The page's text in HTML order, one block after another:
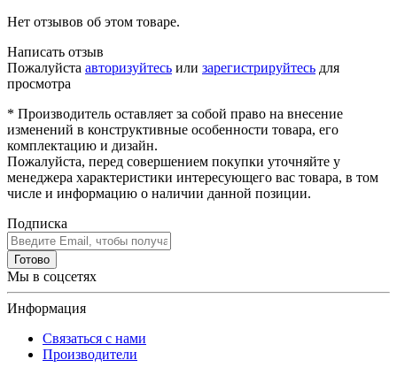
Нет отзывов об этом товаре.
Написать отзыв
Пожалуйста авторизуйтесь или зарегистрируйтесь для
просмотра
* Производитель оставляет за собой право на внесение
изменений в конструктивные особенности товара, его
комплектацию и дизайн.
Пожалуйста, перед совершением покупки уточняйте у
менеджера характеристики интересующего вас товара, в том
числе и информацию о наличии данной позиции.
Подписка
Готово
Мы в соцсетях
Информация
Связаться с нами
Производители